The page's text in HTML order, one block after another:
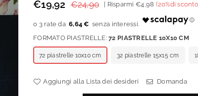
Prezzo
€19,92 €24,90 Risparmi €4,98 (20%di
6,64 €
FORMATO PIASTRELLE:72 PIASTRELLE 10X10 CM
72 piastrelle 10x10 cm 32 piastrelle 15x15 cm
Aggiungi alla Lista dei desideri Domanda